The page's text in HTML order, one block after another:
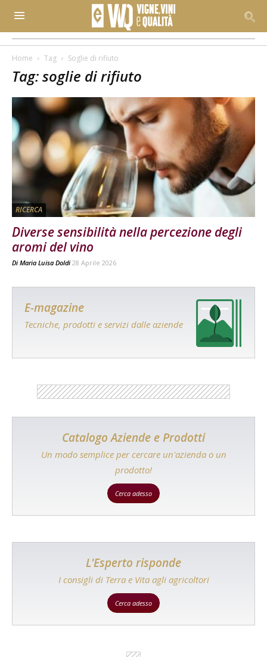
Home Tag Soglie di rifiuto
Tag: soglie di rifiuto
RICERCA
Diverse sensibilità nella percezione degli
aromi del vino
Di Maria Luisa Doldi 28 Aprile 2026
E-magazine
Tecniche, prodotti e servizi dalle aziende
Catalogo Aziende e Prodotti
Un modo semplice per cercare un'azienda o un
prodotto!
Cerca adesso
L'Esperto risponde
I consigli di Terra e Vita agli agricoltori
Cerca adesso